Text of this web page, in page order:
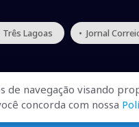
Três Lagoas • Jornal
de navegação visando
concorda com nossa